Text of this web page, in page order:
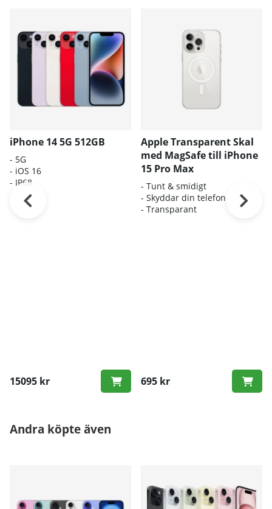
iPhone 14 5G 512GB
- 5G
- iOS 16
- IP68
15095 kr
Apple Transparent Skal
med MagSafe till iPhone
15 Pro Max
- Tunt & smidigt
- Skyddar din telefon
- Transparant
695 kr
Andra köpte även